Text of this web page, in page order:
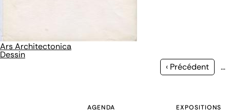
Ars Architectonica
Dessin
Page
‹ Précédent …
AGENDA EXPOSITIONS